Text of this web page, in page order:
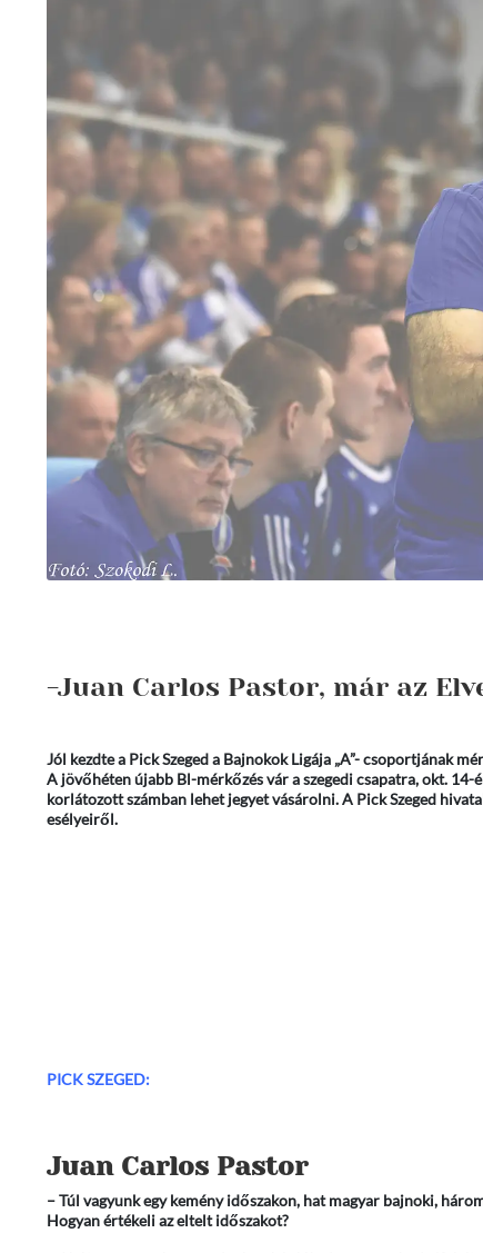
-Juan Carlos Pastor, már az
Jól kezdte a Pick Szeged a Bajnokok Ligája „A”- csoportjának
A jövőhéten újabb Bl-mérkőzés vár a szegedi csapatra, okt.
korlátozott számban lehet jegyet vásárolni. A Pick Szeged
esélyeiről.
PICK SZEGED:
Juan Carlos Pastor
– Túl vagyunk egy kemény időszakon, hat magyar bajnoki,
Hogyan értékeli az eltelt időszakot?